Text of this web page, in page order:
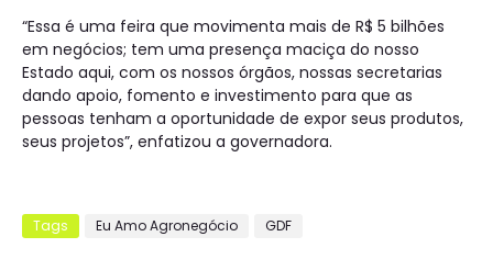
“Essa é uma feira que movimenta mais de R$ 5 bilhões
em negócios; tem uma presença maciça do nosso
Estado aqui, com os nossos órgãos, nossas secretarias
dando apoio, fomento e investimento para que as
pessoas tenham a oportunidade de expor seus produtos,
seus projetos”, enfatizou a governadora.
Tags Eu Amo Agronegócio GDF